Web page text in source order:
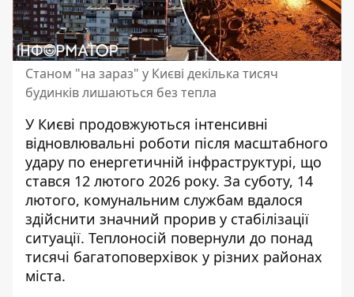
Станом "на зараз" у Києві декілька тисяч
будинків лишаються без тепла
У Києві продовжуються інтенсивні
відновлювальні роботи після масштабного
удару по енергетичній інфраструктурі, що
стався 12 лютого 2026 року. За суботу, 14
лютого, комунальним службам вдалося
здійснити значний прорив у стабілізації
ситуації. Теплоносій повернули до понад
тисячі багатоповерхівок у різних районах
міста.